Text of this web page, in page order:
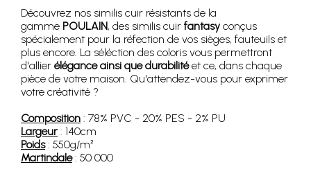
Découvrez nos similis cuir résistants de la
gamme POULAIN, des similis cuir fantasy conçus
spécialement pour la réfection de vos sièges, fauteuils et
plus encore. La séléction des coloris vous permettront
d'allier élégance ainsi que durabilitéet ce, dans chaque
pièce de votre maison. Qu'attendez-vous pour exprimer
votre créativité ?
Composition : 78% PVC - 20% PES - 2% PU
Largeur: 140cm
Poids: 550g/m²
Martindale: 50 000